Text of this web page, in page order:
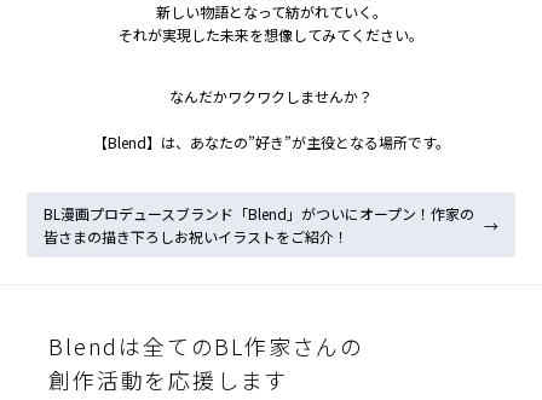
新しい物語となって紡がれていく。
それが実現した未来を想像してみてください。
なんだかワクワクしませんか？
【Blend】は、あなたの”好き”が主役となる場所です。
ナ
ビ
BL漫画プロデュースブランド「Blend」がついにオープン！作家の
皆さまの描き下ろしお祝いイラストをご紹介！
→
Blendは全てのBL作家さんの
創作活動を応援します